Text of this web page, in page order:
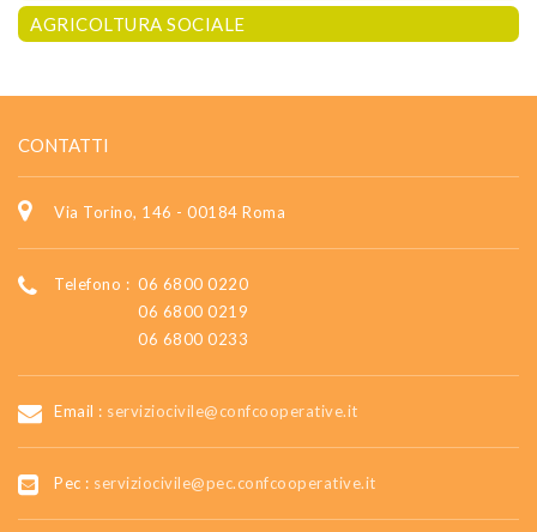
AGRICOLTURA SOCIALE
CONTATTI
Via Torino, 146 - 00184 Roma
Telefono : 06 6800 0220
06 6800 0219
06 6800 0233
Email : serviziocivile@confcooperative.it
Pec : serviziocivile@pec.confcooperative.it